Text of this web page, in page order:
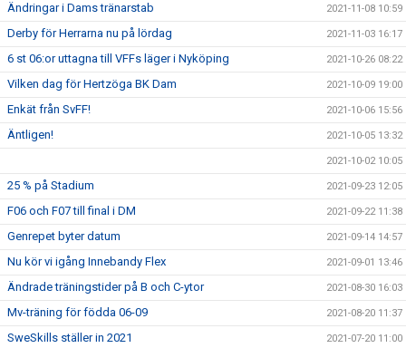
Ändringar i Dams tränarstab 2021-11-08 10:59
Derby för Herrarna nu på lördag 2021-11-03 16:17
6 st 06:or uttagna till VFFs läger i Nyköping 2021-10-26 08:22
Vilken dag för Hertzöga BK Dam 2021-10-09 19:00
Enkät från SvFF! 2021-10-06 15:56
Äntligen! 2021-10-05 13:32
2021-10-02 10:05
25 % på Stadium 2021-09-23 12:05
F06 och F07 till final i DM 2021-09-22 11:38
Genrepet byter datum 2021-09-14 14:57
Nu kör vi igång Innebandy Flex 2021-09-01 13:46
Ändrade träningstider på B och C-ytor 2021-08-30 16:03
Mv-träning för födda 06-09 2021-08-20 11:37
SweSkills ställer in 2021 2021-07-20 11:00